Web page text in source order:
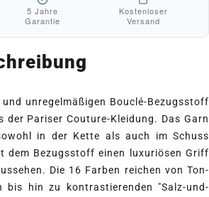
5 Jahre
Garantie
Kostenloser
Versand
unregelmäßigen Bouclé-Bezugsstoff
der Pariser Couture-Kleidung. Das Garn
in der Kette als auch im Schuss
dem Bezugsstoff einen luxuriösen Griff
Die 16 Farben reichen von Ton-
bis hin zu kontrastierenden "Salz-und-